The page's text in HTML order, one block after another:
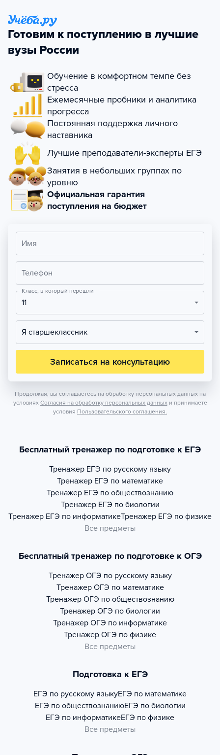
Готовим к поступлению в лучшие
вузы России
Обучение в комфортном темпе без
стресса
Ежемесячные пробники и аналитика
прогресса
Постоянная поддержка личного
наставника
Лучшие преподаватели-эксперты ЕГЭ
Занятия в небольших группах по
уровню
Официальная гарантия
поступления на бюджет
Имя
Телефон
Класс, в который перешли
11
Я старшеклассник
Записаться на консультацию
Продолжая, вы соглашаетесь на обработку персональных данных на
условиях Согласия на обработку персональных данных и принимаете
условия Пользовательского соглашения.
Бесплатный тренажер по подготовке к ЕГЭ
Тренажер ЕГЭ по русскому языку
Тренажер ЕГЭ по математике
Тренажер ЕГЭ по обществознанию
Тренажер ЕГЭ по биологии
Тренажер ЕГЭ по информатикеТренажер ЕГЭ по физике
Все предметы
Бесплатный тренажер по подготовке к ОГЭ
Тренажер ОГЭ по русскому языку
Тренажер ОГЭ по математике
Тренажер ОГЭ по обществознанию
Тренажер ОГЭ по биологии
Тренажер ОГЭ по информатике
Тренажер ОГЭ по физике
Все предметы
Подготовка к ЕГЭ
ЕГЭ по русскому языкуЕГЭ по математике
ЕГЭ по обществознаниюЕГЭ по биологии
ЕГЭ по информатикеЕГЭ по физике
Все предметы